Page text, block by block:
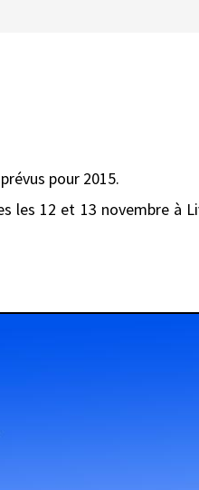
pour 2015.
les 12 et 13 novembre à